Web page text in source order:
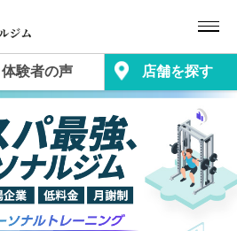
体験者の声 店舗を探す